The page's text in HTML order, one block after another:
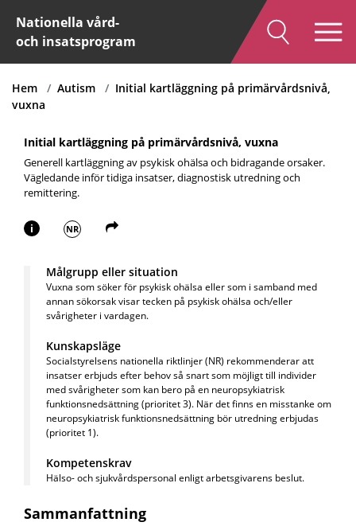
Nationella vård-
och insatsprogram
Hem Autism
Initial kartläggning på primärvårdsnivå,
vuxna
Initial kartläggning på primärvårdsnivå, vuxna
Generell kartläggning av psykisk ohälsa och bidragande orsaker.
Vägledande inför tidiga insatser, diagnostisk utredning och
remittering.
i NR
Målgrupp eller situation
Vuxna som söker för psykisk ohälsa eller som i samband med
annan sökorsak visar tecken på psykisk ohälsa och/eller
svårigheter i vardagen.
Kunskapsläge
Socialstyrelsens nationella riktlinjer (NR) rekommenderar att
insatser erbjuds efter behov så snart som möjligt till individer
med svårigheter som kan bero på en neuropsykiatrisk
funktionsnedsättning (prioritet 3). När det finns en misstanke om
neuropsykiatrisk funktionsnedsättning bör utredning erbjudas
(prioritet 1).
Kompetenskrav
Hälso- och sjukvårdspersonal enligt arbetsgivarens beslut.
Sammanfattning